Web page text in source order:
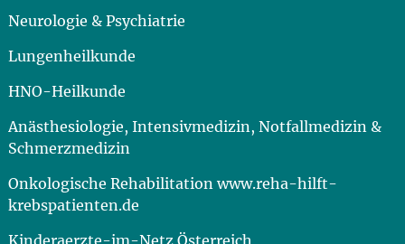
Neurologie & Psychiatrie
Lungenheilkunde
HNO-Heilkunde
Anästhesiologie, Intensivmedizin, Notfallmedizin &
Schmerzmedizin
Onkologische Rehabilitation www.reha-hilft-
krebspatienten.de
Kinderaerzte-im-Netz Österreich